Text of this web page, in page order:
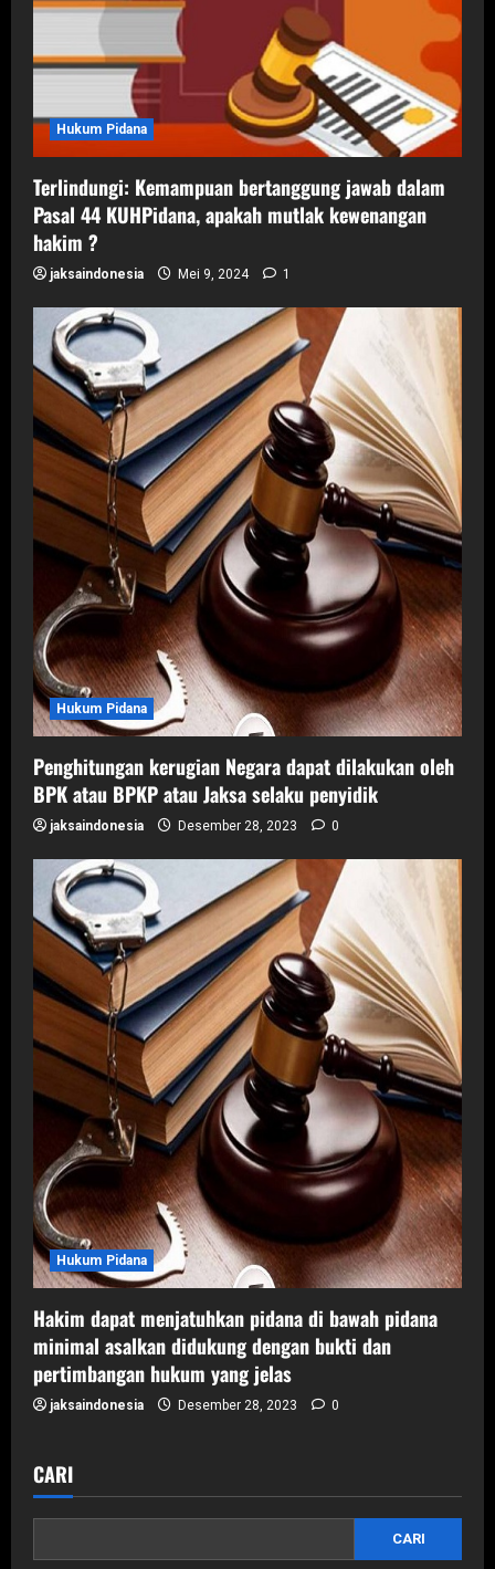
n
Hukum Pidana
Terlindungi: Kemampuan bertanggung jawab dalam
Pasal 44 KUHPidana, apakah mutlak kewenangan
hakim ?
jaksaindonesia Mei 9, 2024 1
Hukum Pidana
Penghitungan kerugian Negara dapat dilakukan oleh
BPK atau BPKP atau Jaksa selaku penyidik
jaksaindonesia Desember 28, 2023 0
Hukum Pidana
Hakim dapat menjatuhkan pidana di bawah pidana
minimal asalkan didukung dengan bukti dan
pertimbangan hukum yang jelas
jaksaindonesia Desember 28, 2023 0
CARI
CARI